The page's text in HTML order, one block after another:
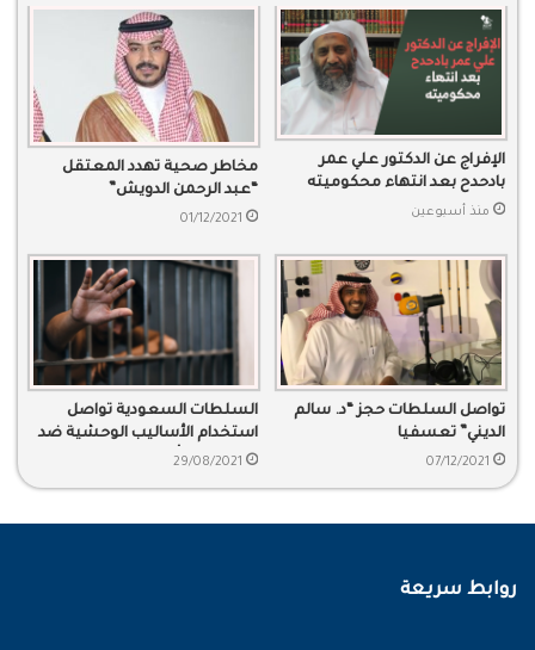
الإفراج عن الدكتور علي عمر
بادحدح بعد انتهاء محكوميته
منذ أسبوعين
مخاطر صحية تهدد المعتقل
“عبد الرحمن الدويش”
01/12/2021
تواصل السلطات حجز “د. سالم
الديني” تعسفيا
07/12/2021
السلطات السعودية تواصل
استخدام الأساليب الوحشية ضد
معتقلي الرأي
29/08/2021
روابط سريعة